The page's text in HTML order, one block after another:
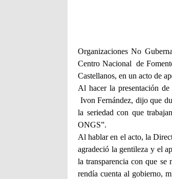
Organizaciones No
Centro Nacional de
Castellanos, en un acto de
Al hacer la presentación
Ivon Fernández, dijo que
la seriedad con que
ONGS”.
Al hablar en el acto, la
agradeció la gentileza y el
la transparencia con que
rendía cuenta al gobierno,